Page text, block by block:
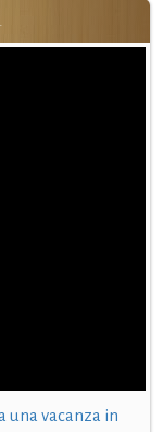
una vacanza in